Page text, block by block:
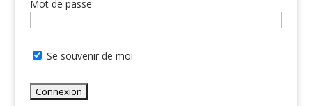
Mot de passe
Se souvenir de moi